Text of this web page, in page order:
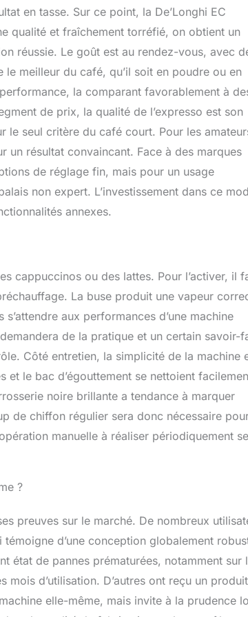
en tasse. Sur ce point, la De’Longhi EC
qualité et fraîchement torréfié, on obtient un
réussie. Le goût est au rendez-vous, avec
meilleur du café, qu’il soit en poudre ou en
la comparant favorablement à
de prix, la qualité de l’expresso est son
le seul critère du café court. Pour les
un résultat convaincant. Face à des marques
de réglage fin, mais pour un usage
non expert. L’investissement dans ce
annexes.
cappuccinos ou des lattes. Pour l’activer, il
La buse produit une vapeur
aux performances d’une machine
de la pratique et un certain savoir-
Côté entretien, la simplicité de la machine
le bac d’égouttement se nettoient
noire brillante a tendance à marquer
de chiffon régulier sera donc nécessaire
manuelle à réaliser périodiquement
?
preuves sur le marché. De nombreux
d’une conception globalement
état de pannes prématurées, notamment sur
d’utilisation. D’autres ont reçu un produit
elle-même, mais invite à la prudence